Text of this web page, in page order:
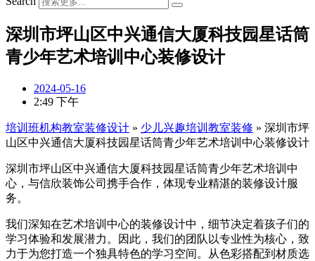
深圳市坪山区中兴通信大厦科技园星话筒
青少年艺术培训中心装修设计
2024-05-16
2:49 下午
培训班机构教室装修设计 » 少儿兴趣培训教室装修 » 深圳市坪
山区中兴通信大厦科技园星话筒青少年艺术培训中心装修设计
深圳市坪山区中兴通信大厦科技园星话筒青少年艺术培训中
心，与信欣装饰公司携手合作，体现专业精湛的装修设计服
务。
我们深知在艺术培训中心的装修设计中，细节决定着孩子们的
学习体验和发展潜力。因此，我们的团队以专业性为核心，致
力于为您打造一个独具特色的学习空间。从色彩搭配到材质选